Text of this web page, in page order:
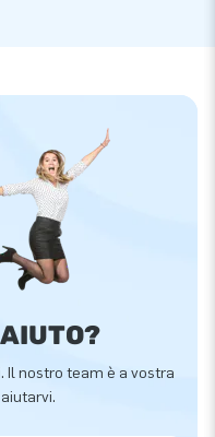
nostro team è a vostra